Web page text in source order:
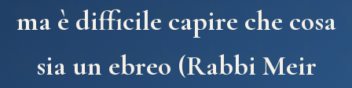
Informativa Privacy
Libri di preghiera
Regole di Halachà
Servizi on-
Orari di Shabbat
ma è difficile capire che cosa
sia un ebreo (Rabbi Meir